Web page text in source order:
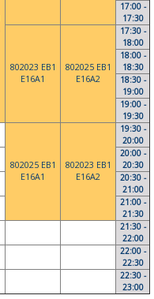
17:00 -
17:30
802023 EB1
E16A1
802025 EB1
E16A2
17:30 -
18:00
18:00 -
18:30
18:30 -
19:00
19:00 -
19:30
802025 EB1
E16A1
802023 EB1
E16A2
19:30 -
20:00
20:00 -
20:30
20:30 -
21:00
21:00 -
21:30
21:30 -
22:00
22:00 -
22:30
22:30 -
23:00